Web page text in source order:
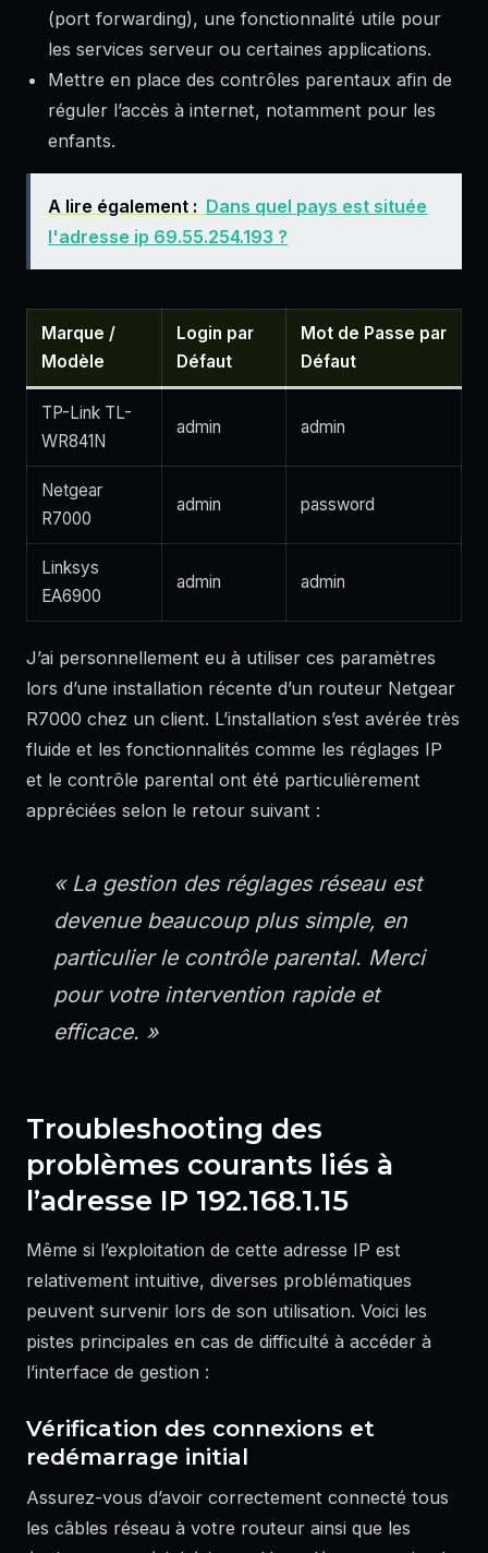
(port forwarding), une fonctionnalité utile pour
les services serveur ou certaines applications.
Mettre en place des contrôles parentaux afin de
réguler l’accès à internet, notamment pour les
enfants.
A lire également : Dans quel pays est située
l'adresse ip 69.55.254.193 ?
Marque /
Modèle
Login par
Défaut
Mot de Passe par
Défaut
TP-Link TL-
WR841N
admin admin
Netgear
R7000
admin password
Linksys
EA6900
admin admin
J’ai personnellement eu à utiliser ces paramètres
lors d’une installation récente d’un routeur Netgear
R7000 chez un client. L’installation s’est avérée très
fluide et les fonctionnalités comme les réglages IP
et le contrôle parental ont été particulièrement
appréciées selon le retour suivant :
« La gestion des réglages réseau est
devenue beaucoup plus simple, en
particulier le contrôle parental. Merci
pour votre intervention rapide et
efficace. »
Troubleshooting des
problèmes courants liés à
l’adresse IP 192.168.1.15
Même si l’exploitation de cette adresse IP est
relativement intuitive, diverses problématiques
peuvent survenir lors de son utilisation. Voici les
pistes principales en cas de difficulté à accéder à
l’interface de gestion :
Vérification des connexions et
redémarrage initial
Assurez-vous d’avoir correctement connecté tous
les câbles réseau à votre routeur ainsi que les